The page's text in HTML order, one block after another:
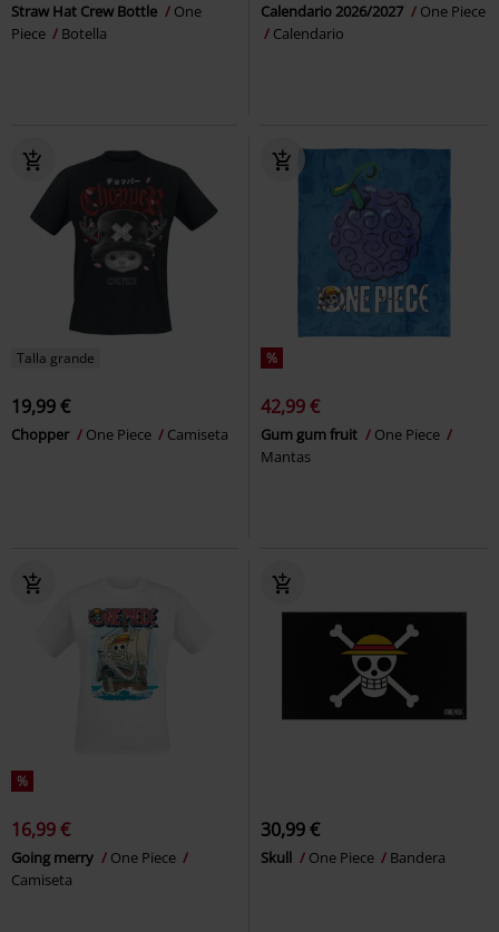
Straw Hat Crew Bottle
One
Piece
Botella
Calendario 2026/2027
One Piece
Calendario
Talla grande
19,99 €
Chopper One Piece Camiseta
%
42,99 €
Gum gum fruit
One Piece
Mantas
%
16,99 €
Going merry
One Piece
Camiseta
30,99 €
Skull One Piece Bandera